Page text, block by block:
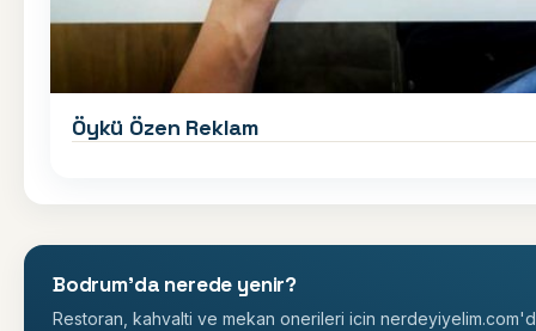
Öykü Özen Reklam
Bodrum'da nerede yenir?
Restoran, kahvalti ve mekan onerileri icin